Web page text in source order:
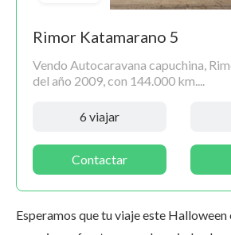
Rimor Katamarano 5
Vendo Autocaravana capuchina,
del año 2009, con 144.000 km....
6 viajar
Contactar
Esperamos que tu viaje este